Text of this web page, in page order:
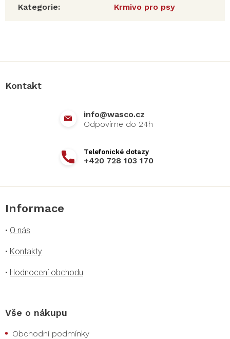
Kategorie: Krmivo pro psy
Kontakt
info@wasco.cz
+420 728 103 170
Informace
• O nás
• Kontakty
• Hodnocení obchodu
Vše o nákupu
Obchodní podmínky